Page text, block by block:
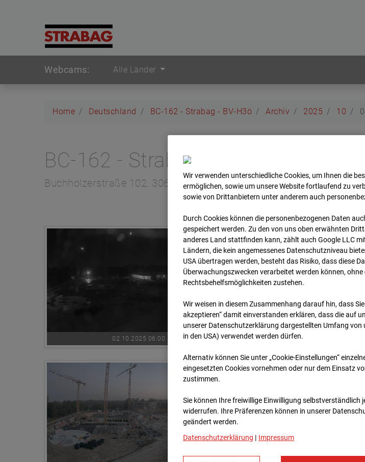
Webcams: Alle Länder
Home Deutschland BC-162 - Strabag - BV-H3ö Archiv 2025 10
BC-162 - Strabag - BV-H3ö
Buchholzerstraße 102, 30655 Hannover
02.10.2025 06:00
Wir verwenden unterschiedliche Cookies, um Ihnen die
ermöglichen, sowie um unsere Website fortlaufend zu
sowie von Drittanbietern unter anderem auch
Durch Cookies können die personenbezogenen Daten
gespeichert werden. Zu den von uns oben erwähnten
anderes Land stattfinden kann, zählt auch Google LLC
Ländern, die kein angemessenes Datenschutzniveau
USA übertragen werden, besteht das Risiko, dass diese
Überwachungszwecken verarbeitet werden können,
Rechtsbehelfsmöglichkeiten zustehen.
Wir weisen in diesem Zusammenhang darauf hin, dass
akzeptieren“ damit ein­ver­standen erklären, dass die auf
unserer Datenschutzerklärung dargestellten Umfang
in den USA) verwendet werden dürfen.
Alternativ können Sie unter „Cookie-Einstellungen“
eingesetzten Cookies vornehmen oder nur dem Einsatz
zustimmen.
Sie können Ihre freiwillige Einwilligung selbstverständlich
widerrufen. Ihre Prä­fe­renzen können in unserer
geändert werden.
Datenschutzerklärung | Impressum